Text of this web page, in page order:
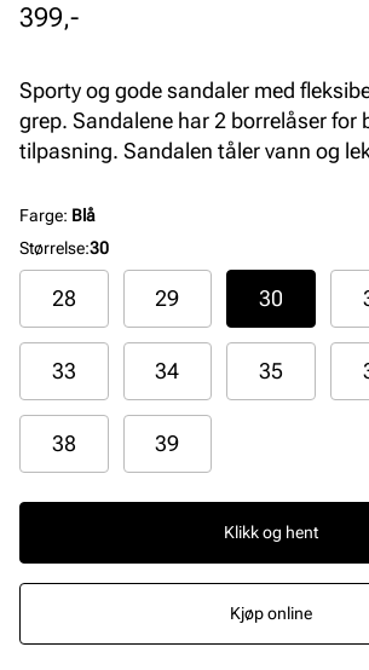
Pris
399,-
Sporty og gode sandaler med
grep. Sandalene har 2 borrelåser for
tilpasning. Sandalen tåler vann og
Farge: Blå
Størrelse:30
28 29 30
33 34 35
38 39
Klikk og hent
Kjøp online